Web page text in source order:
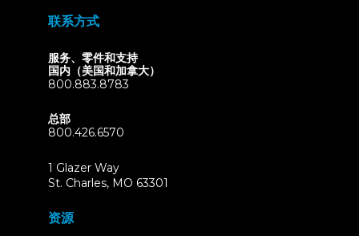
联系方式
服务、零件和支持
国内（美国和加拿大）
800.883.8783
总部
800.426.6570
1 Glazer Way
St. Charles, MO 63301
资源